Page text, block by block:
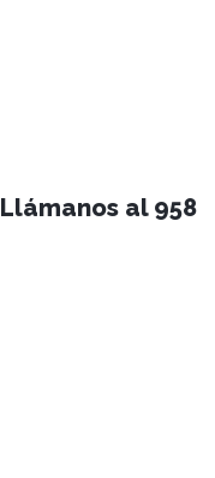
Llámanos al 958